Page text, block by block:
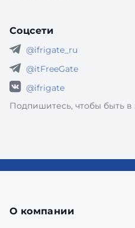
Соцсети
@ifrigate_ru
@itFreeGate
@ifrigate
Подпишитесь, чтобы быть
О компании